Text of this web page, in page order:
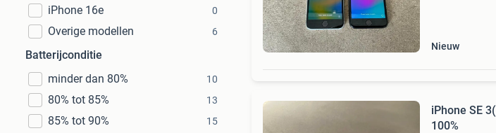
iPhone 16e 0
Overige modellen 6
Batterijconditie
minder dan 80%
10
80% tot 85% 13
85% tot 90% 15
Nieuw
iPhone SE
100%